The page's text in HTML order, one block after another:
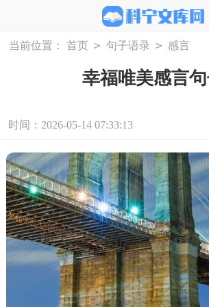
当前位置： 首页 > 句子语录 > 感言
幸福唯美感言
时间：2026-05-14 07:33:13